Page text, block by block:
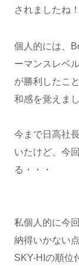
されましたね！
個人的には、
ーマンスレベ
が勝利したこ
和感を覚えまし
今まで日高社
いたけど、今
る・・・
私個人的に今
納得いかない
SKY-HIの順位